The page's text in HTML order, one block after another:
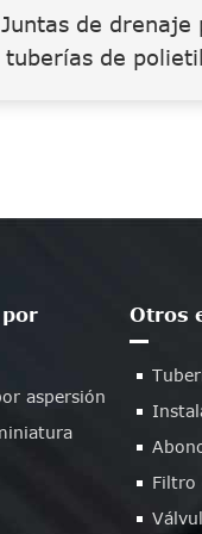
Juntas de drenaje
tuberías de
aspersión
Otros
Filtro